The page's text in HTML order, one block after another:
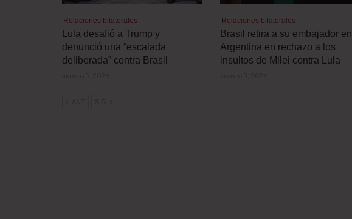
Relaciones bilaterales
Lula desafió a Trump y
denunció una “escalada
deliberada” contra Brasil
Relaciones bilaterales
Brasil retira a su embajador en
Argentina en rechazo a los
insultos de Milei contra Lula